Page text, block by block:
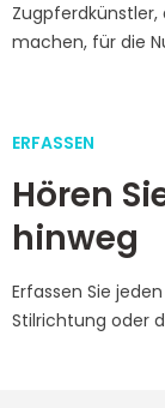
machen, für die
ERFASSEN
Hören
hinweg
Erfassen Sie
Stilrichtung oder